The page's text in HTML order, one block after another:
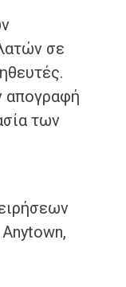
σε
απογραφή
των